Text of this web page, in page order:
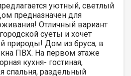
уютный, светлый
предназначен для
Отличный вариант
суеты и хочет
природы! Дом из бруса, в
ПВХ. На первом этаже
кухня- гостиная,
спальня, раздельный